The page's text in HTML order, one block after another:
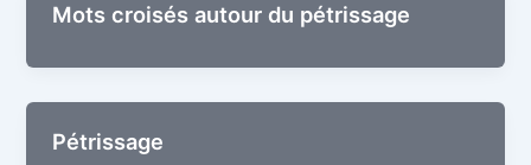
Mots croi­sés autour du pétrissage
Pétris­sage